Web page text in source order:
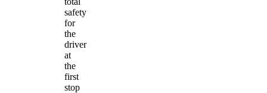
safety
for
the
driver
at
the
first
stop